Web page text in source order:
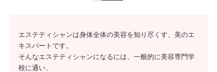
エステティシャンは身体全体の美容を知り尽くす、美のエ
キスパートです。
そんなエステティシャンになるには、一般的に美容専門学
校に通い、